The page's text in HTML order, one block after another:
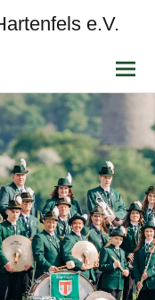
e.V.
Inhalt